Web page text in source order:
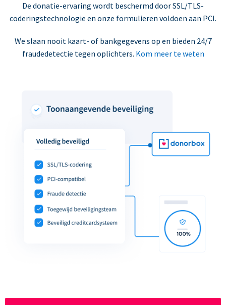
De donatie-ervaring wordt beschermd door SSL/TLS-
coderingstechnologie en onze formulieren voldoen aan PCI.
We slaan nooit kaart- of bankgegevens op en bieden 24/7
fraudedetectie tegen oplichters. Kom meer te weten